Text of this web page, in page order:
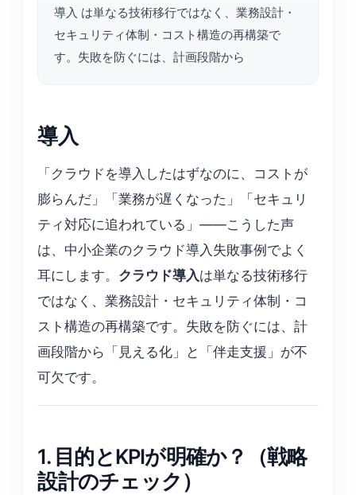
導入 は単なる技術移行ではなく、業務設計・
セキュリティ体制・コスト構造の再構築で
す。失敗を防ぐには、計画段階から
導入
「クラウドを導入したはずなのに、コストが
膨らんだ」「業務が遅くなった」「セキュリ
ティ対応に追われている」——こうした声
は、中小企業のクラウド導入失敗事例でよく
耳にします。 クラウド導入は単なる技術移行
ではなく、業務設計・セキュリティ体制・コ
スト構造の再構築です。失敗を防ぐには、計
画段階から「見える化」と「伴走支援」が不
可欠です。
1. 目的とKPIが明確か？（戦略
設計のチェック）